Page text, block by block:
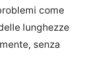
come
lunghezze
senza